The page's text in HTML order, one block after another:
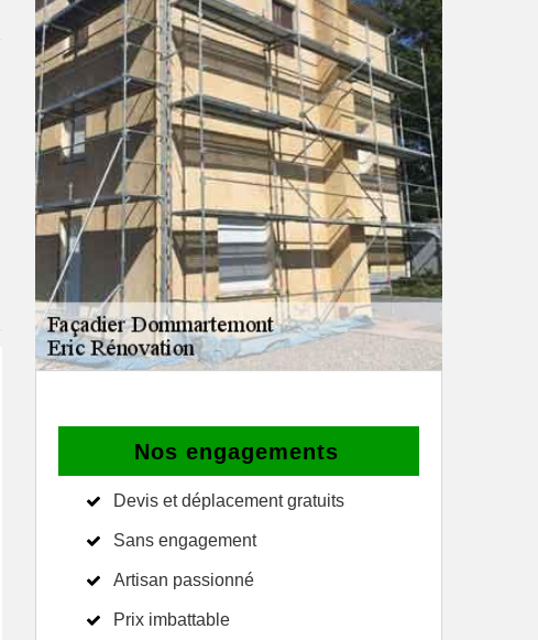
Nos engagements
Devis et déplacement gratuits
Sans engagement
Artisan passionné
Prix imbattable